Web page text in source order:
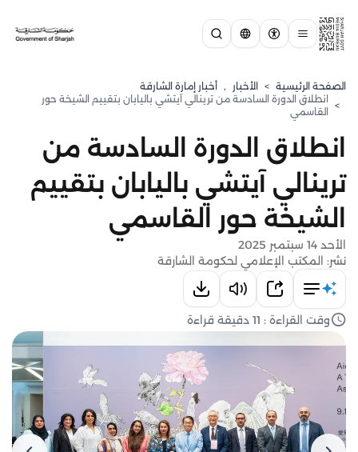
الصفحة الرئيسية > الأخبار , أخبار إمارة الشارقة
>
انطلاق الدورة السادسة من ترينالي آيتشي باليابان بتقييم الشيخة حور
القاسمي
انطلاق الدورة السادسة من
ترينالي آيتشي باليابان بتقييم
الشيخة حور القاسمي
الأحد 14 سبتمبر 2025
نشر: المكتب الإعلامي لحكومة الشارقة
وقت القراءة : 11 دقيقة قراءة